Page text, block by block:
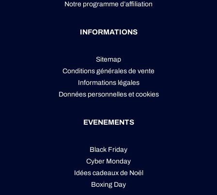
Notre programme d’affiliation
INFORMATIONS
Sitemap
Conditions générales de vente
Informations légales
Données personnelleset cookies
EVENEMENTS
Black Friday
Cyber Monday
Idées cadeaux de Noël
Boxing Day